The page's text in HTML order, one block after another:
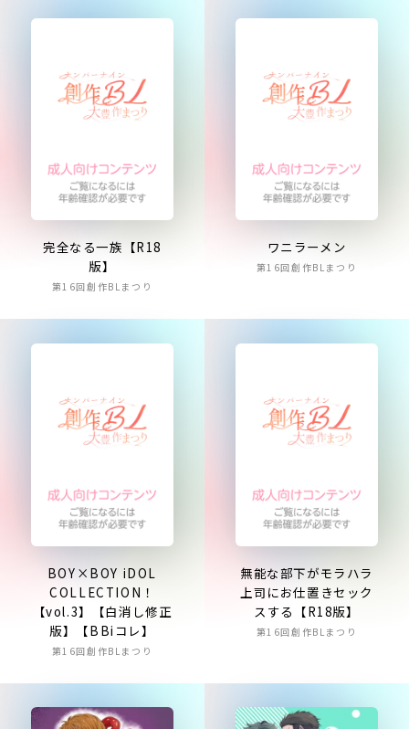
完全なる一族【R18
版】
第16回創作BLまつり
ワニラーメン
第16回創作BLまつり
BOY×BOY iDOL
COLLECTION！
【vol.3】【白消し修正
版】【BBiコレ】
第16回創作BLまつり
無能な部下がモラハラ
上司にお仕置きセック
スする【R18版】
第16回創作BLまつり